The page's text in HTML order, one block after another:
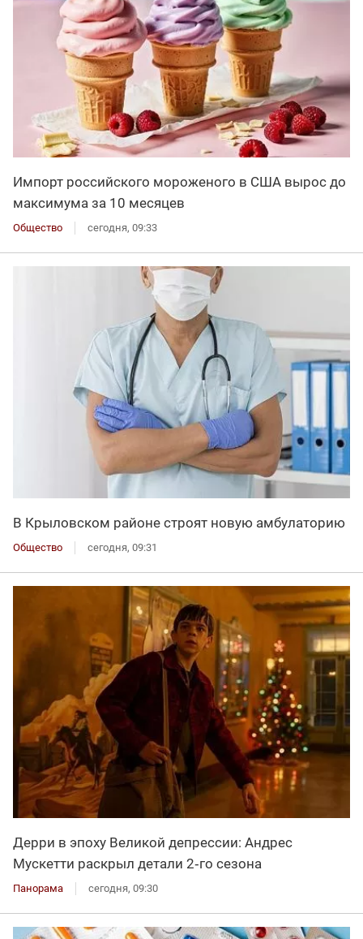
Импорт российского мороженого в США вырос до
максимума за 10 месяцев
Общество сегодня, 09:33
В Крыловском районе строят новую амбулаторию
Общество сегодня, 09:31
Дерри в эпоху Великой депрессии: Андрес
Мускетти раскрыл детали 2‑го сезона
Панорама сегодня, 09:30